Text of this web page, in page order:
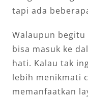
tapi ada
Walaupun
bisa masuk ke
hati. Kalau tak
lebih menikmati
memanfaatkan